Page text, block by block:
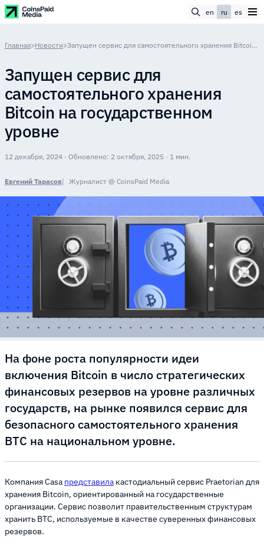
en ru es
Главная>Новости> Запущен сервис для самостоятельного хранения Bitcoin на государственном уровне
Запущен сервис для
самостоятельного хранения
Bitcoin на государственном
уровне
12 декабря, 2024 · Обновлено: 2 октября, 2025 · 1 мин.
Евгений Тарасов Журналист @ CoinsPaid Media
На фоне роста популярности идеи
включения Bitcoin в число стратегических
финансовых резервов на уровне различных
государств, на рынке появился сервис для
безопасного самостоятельного хранения
BTC на национальном уровне.
Компания Casa представила кастодиальный сервис Praetorian для
хранения Bitcoin, ориентированный на государственные
организации. Сервис позволит правительственным структурам
хранить BTC, используемые в качестве суверенных финансовых
резервов.